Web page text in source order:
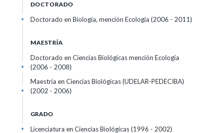
DOCTORADO
Doctorado en Biología, mención Ecología (2006 - 2011)
+
MAESTRÍA
Doctorado en Ciencias Biológicas mención Ecología
(2006 - 2008)
+
Maestría en Ciencias Biológicas (UDELAR-PEDECIBA)
(2002 - 2006)
+
GRADO
Licenciatura en Ciencias Biológicas (1996 - 2002)
+